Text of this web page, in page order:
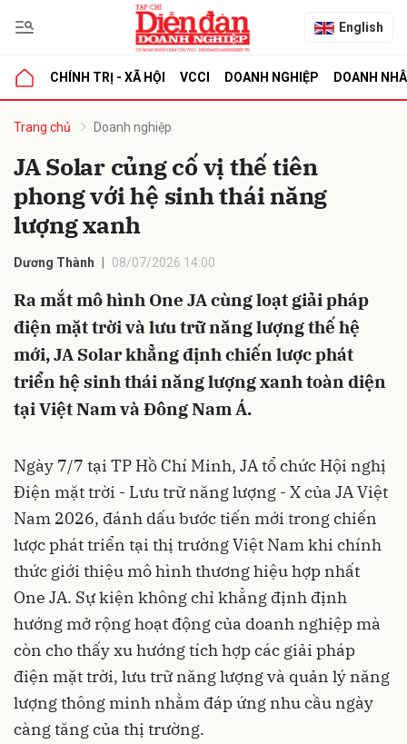
English
CHÍNH TRỊ - XÃ HỘI VCCI DOANH NGHIỆP DOANH
Trang chủ Doanh nghiệp
JA Solar củng cố vị thế tiên
phong với hệ sinh thái năng
lượng xanh
Dương Thành 08/07/2026 14:00
Ra mắt mô hình One JA cùng loạt giải pháp
điện mặt trời và lưu trữ năng lượng thế hệ
mới, JA Solar khẳng định chiến lược phát
triển hệ sinh thái năng lượng xanh toàn diện
tại Việt Nam và Đông Nam Á.
Ngày 7/7 tại TP Hồ Chí Minh, JA tổ chức Hội nghị
Điện mặt trời - Lưu trữ năng lượng - X của JA Việt
Nam 2026, đánh dấu bước tiến mới trong chiến
lược phát triển tại thị trường Việt Nam khi chính
thức giới thiệu mô hình thương hiệu hợp nhất
One JA. Sự kiện không chỉ khẳng định định
hướng mở rộng hoạt động của doanh nghiệp mà
còn cho thấy xu hướng tích hợp các giải pháp
điện mặt trời, lưu trữ năng lượng và quản lý năng
lượng thông minh nhằm đáp ứng nhu cầu ngày
càng tăng của thị trường.
luận
Hủy